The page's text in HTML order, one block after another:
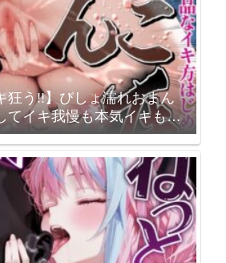
狂う!!】びしょ濡れおまん
てイキ我慢も本気イキも全
んこASMR!!【プライベー